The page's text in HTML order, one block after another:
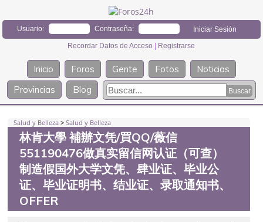
Usuario: Contraseña:
Recordar Datos de Acceso Registrarse
Inicio Foros Gente Fotos
Noticias
Provincias
Blog
Salud y Belleza >Salud y Belleza
林肯大學 補辦文凭/買QQ/薇信
551190476做真实留信网认证（可查）
制造假国外大学文凭、肆业证、毕业公
证、毕业证明书、结业证、录取通知书、
OFFER